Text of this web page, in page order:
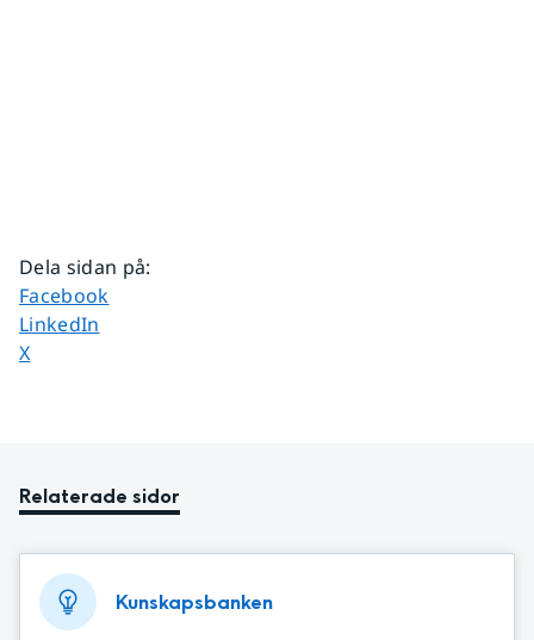
Dela sidan på:
Dela sidan på
Facebook
Dela sidan på
LinkedIn
Dela sidan på
X
Relaterade sidor
Kunskapsbanken